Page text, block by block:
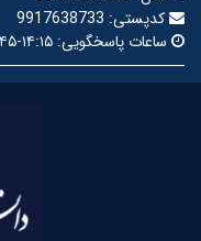
کدپستی: 9917638733
ساعات پاسخگویی: ۱۴:۱۵-۰۷:۴۵